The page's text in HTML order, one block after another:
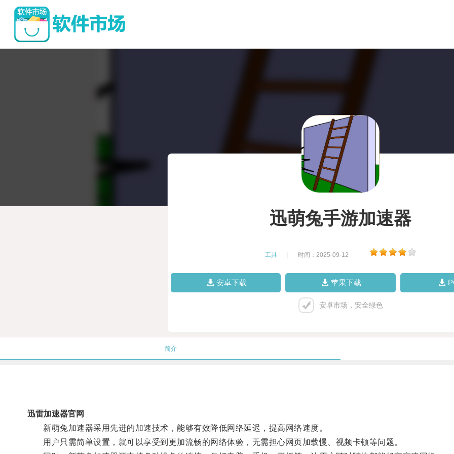
迅萌兔手游加速器
工具 时间：2025-09-12
安卓下载 苹果下载
安卓市场，安全绿色
简介
迅雷加速器官网
新萌兔加速器采用先进的加速技术，能够有效降低网络延迟，提高网络速度。
用户只需简单设置，就可以享受到更加流畅的网络体验，无需担心网页加载慢、视频卡顿等问题。